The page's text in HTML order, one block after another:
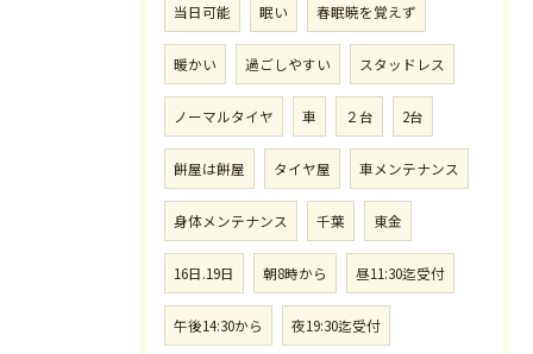
当日可能 眠い 春眠暁を覚えず
暖かい 過ごしやすい スタッドレス
ノーマルタイヤ 車 ２台 2台
餅屋は餅屋 タイヤ屋 車メンテナンス
身体メンテナンス 千葉 東金
16日.19日 朝8時から 昼11:30迄受付
午後14:30から 夜19:30迄受付